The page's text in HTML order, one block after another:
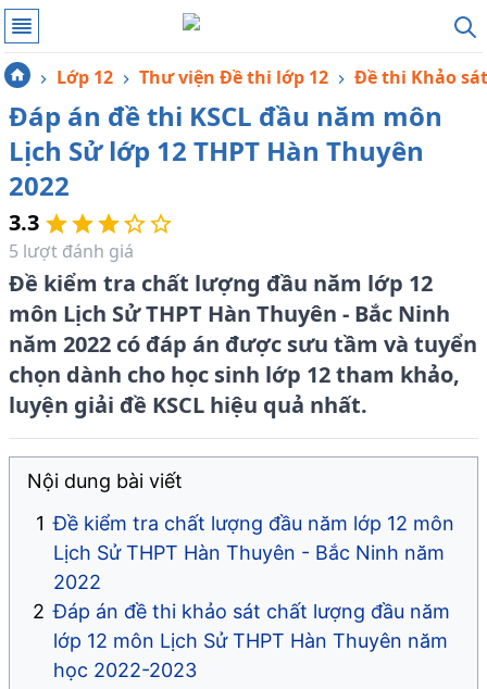
Lớp 12 Thư viện Đề thi lớp 12 Đề thi Khảo
Đáp án đề thi KSCL đầu năm môn
Lịch Sử lớp 12 THPT Hàn Thuyên
2022
Đề kiểm tra chất lượng đầu năm lớp 12
môn Lịch Sử THPT Hàn Thuyên - Bắc Ninh
năm 2022 có đáp án được sưu tầm và tuyển
chọn dành cho học sinh lớp 12 tham khảo,
luyện giải đề KSCL hiệu quả nhất.
3.3
5 lượt đánh giá
Nội dung bài viết
Đề kiểm tra chất lượng đầu năm lớp 12 môn
Lịch Sử THPT Hàn Thuyên - Bắc Ninh năm
2022
Đáp án đề thi khảo sát chất lượng đầu năm
lớp 12 môn Lịch Sử THPT Hàn Thuyên năm
học 2022-2023